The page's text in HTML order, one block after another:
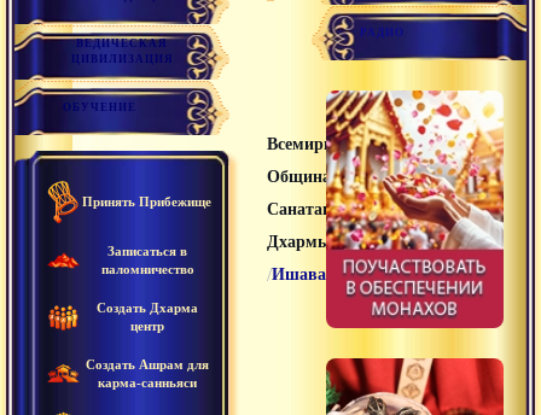
ВЕДИЧЕСКАЯ
ЦИВИЛИЗАЦИЯ
ОБУЧЕНИЕ
Принять Прибежище
Записаться в
паломничество
Создать Дхарма
центр
Создать Ашрам для
карма-санньяси
Всемирная
Община
Санатана
Дхармы
/Ишавати
РАДИО